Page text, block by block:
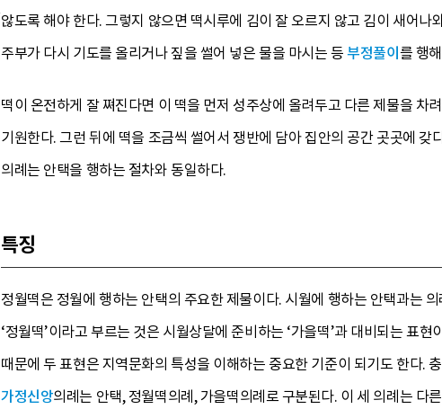
않도록 해야 한다. 그렇지 않으면 떡시루에 김이 잘 오르지 않고 김이 새어
주부가 다시 기도를 올리거나 짚을 썰어 넣은 물을 마시는 등부정풀이 를 행
떡이 온전하게 잘 쪄진다면 이 떡을 먼저 성주상에 올려두고 다른 제물을
기원한다. 그런 뒤에 떡을 조금씩 썰어서 쟁반에 담아 집안의 공간 곳곳에
의례는 안택을 행하는 절차와 동일하다.
특징
정월떡은 정월에 행하는 안택의 주요한 제물이다. 시월에 행하는 안택과는
‘정월떡’이라고 부르는 것은 시월상달에 준비하는 ‘가을떡’과 대비되는 표
때문에 두 표현은 지역문화의 특성을 이해하는 중요한 기준이 되기도 한다.
가정신앙의례는 안택, 정월떡의례, 가을떡의례로 구분된다. 이 세 의례는 다